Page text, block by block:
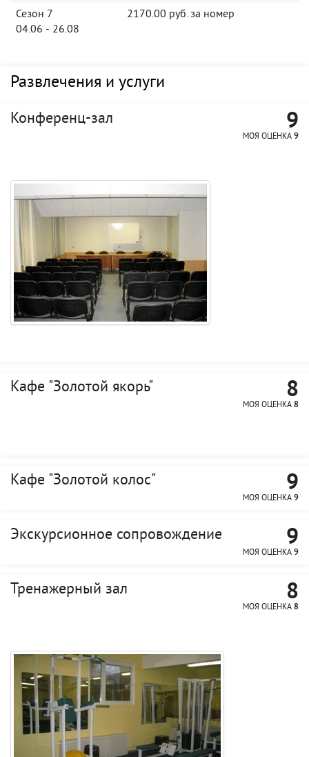
Сезон 7
04.06 - 26.08
2170.00 руб. за номер
Развлечения и услуги
Конференц-зал 9
МОЯ ОЦЕНКА 9
Кафе "Золотой якорь" 8
МОЯ ОЦЕНКА 8
Кафе "Золотой колос" 9
МОЯ ОЦЕНКА 9
Экскурсионное сопровождение 9
МОЯ ОЦЕНКА 9
Тренажерный зал 8
МОЯ ОЦЕНКА 8